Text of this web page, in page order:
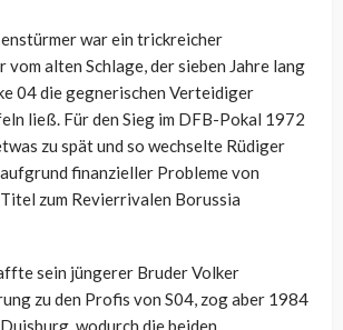
war ein trickreicher
alten Schlage, der sieben Jahre lang
04 die gegnerischen Verteidiger
ließ. Für den Sieg im DFB-Pokal 1972
zu spät und so wechselte Rüdiger
finanzieller Probleme von
zum Revierrivalen Borussia
sein jüngerer Bruder Volker
zu den Profis von S04, zog aber 1984
wodurch die beiden